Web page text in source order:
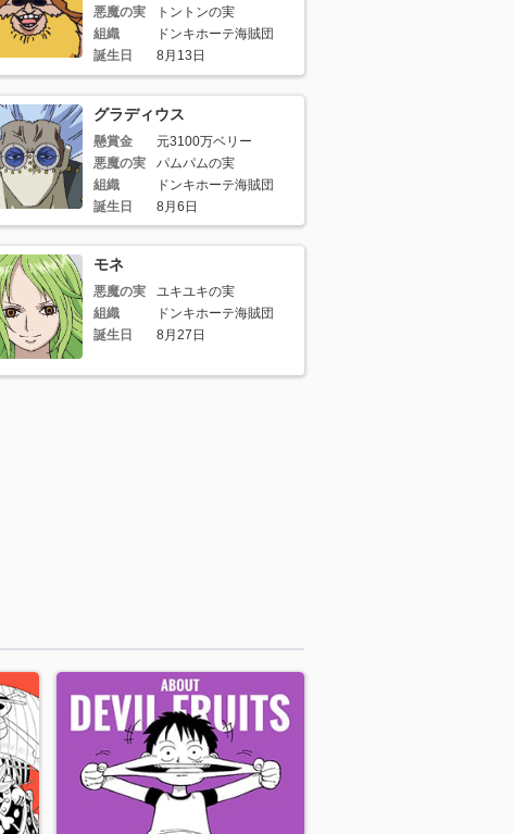
悪魔の実
トントンの実
組織
ドンキホーテ海賊団
誕生日
8月13日
グラディウス
懸賞金
元3100万ベリー
悪魔の実
パムパムの実
組織
ドンキホーテ海賊団
誕生日
8月6日
モネ
悪魔の実
ユキユキの実
組織
ドンキホーテ海賊団
誕生日
8月27日